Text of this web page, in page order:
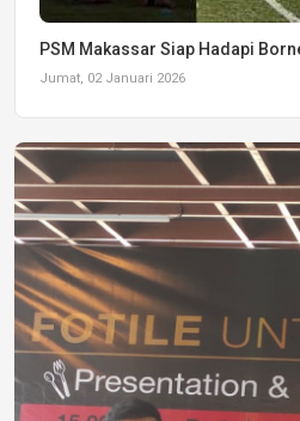
PSM Makassar Siap Hadapi
Jumat, 02 Januari 2026